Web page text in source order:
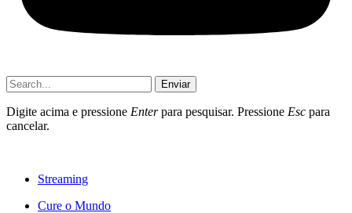
Enviar
Digite acima e pressione Enterpara pesquisar. Pressione Esc para
cancelar.
Streaming
Cure o Mundo